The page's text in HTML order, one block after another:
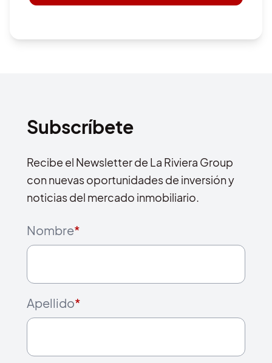
Subscríbete
Recibe el Newsletter de La Riviera Group
con nuevas oportunidades de inversión y
noticias del mercado inmobiliario.
Nombre*
Apellido*